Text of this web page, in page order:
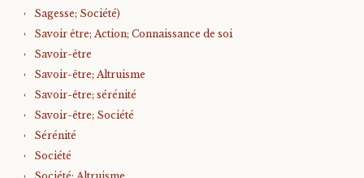
Sagesse; Société)
Savoir être; Action; Connaissance de soi
Savoir-être
Savoir-être; Altruisme
Savoir-être; sérénité
Savoir-être; Société
Sérénité
Société